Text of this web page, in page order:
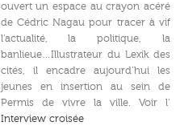
ouvert un espace au crayon acéré
de Cédric Nagau pour tracer à vif
l’actualité, la politique, la
banlieue…Illustrateur du Lexik des
cités, il encadre aujourd’hui les
jeunes en insertion au sein de
Permis de vivre la ville. Voir l’
Interview croisée